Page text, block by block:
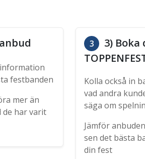
festbanden
mer än
de har varit
3
3) Boka
Kolla också in
vad andra
säga om
Jämför
sen det bästa
din fest